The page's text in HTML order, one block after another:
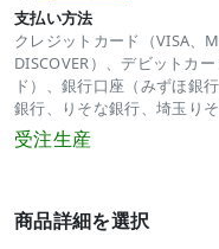
支払い方法
クレジットカード（VISA、
DISCOVER）、デビットカ
ド）、銀行口座（みずほ銀
銀行、りそな銀行、埼玉りそ
受注生産
商品詳細を選択